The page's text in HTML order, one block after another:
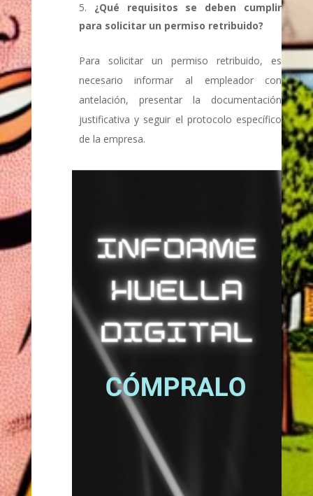
¿Qué requisitos se deben cumplir
para solicitar un permiso retribuido?
Para solicitar un permiso retribuido, es
necesario informar al empleador con
antelación, presentar la documentación
justificativa y seguir el protocolo específico
de la empresa.